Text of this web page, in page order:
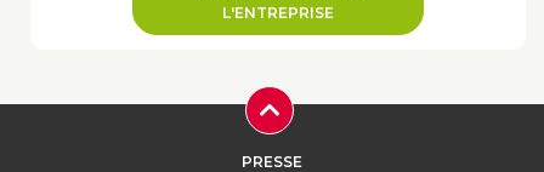
L'ENTREPRISE
PRESSE